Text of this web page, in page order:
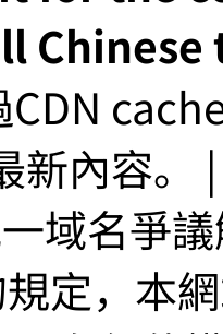
新內容。
域名爭
定，本